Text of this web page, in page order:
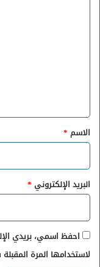
*
الاسم *
البريد الإلكتروني *
احفظ اسمي، بريدي
لاستخدامها المرة